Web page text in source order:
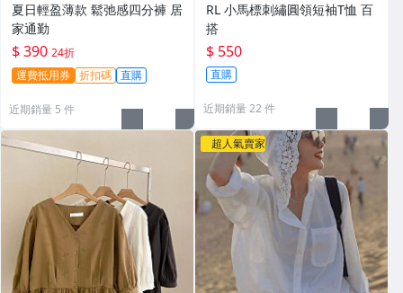
夏日輕盈薄款 鬆弛感四分褲 居
家通勤
$ 390 24折
運費抵用券 折扣碼 直購
近期銷量 5 件
RL 小馬標刺繡圓領短袖T恤 百
搭
$ 550
直購
近期銷量 22 件
超人氣賣家